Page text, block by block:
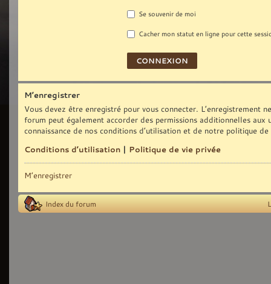
Se souvenir de moi
Cacher mon statut en ligne pour cette
M’enregistrer
Vous devez être enregistré pour vous connecter. L’enregistrement
forum peut également accorder des permissions additionnelles
connaissance de nos conditions d’utilisation et de notre politique
Conditions d’utilisation | Politique de vie privée
M’enregistrer
Index du forum